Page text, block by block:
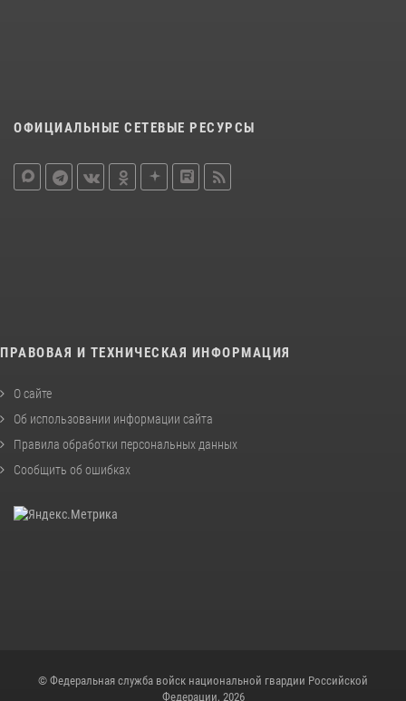
ОФИЦИАЛЬНЫЕ СЕТЕВЫЕ РЕСУРСЫ
ПРАВОВАЯ И ТЕХНИЧЕСКАЯ ИНФОРМАЦИЯ
О сайте
Об использовании информации сайта
Правила обработки персональных данных
Сообщить об ошибках
© Федеральная служба войск национальной гвардии Российской
Федерации, 2026